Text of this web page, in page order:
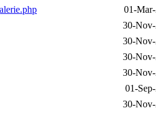
01-
30-
30-
30-
30-
01-
30-